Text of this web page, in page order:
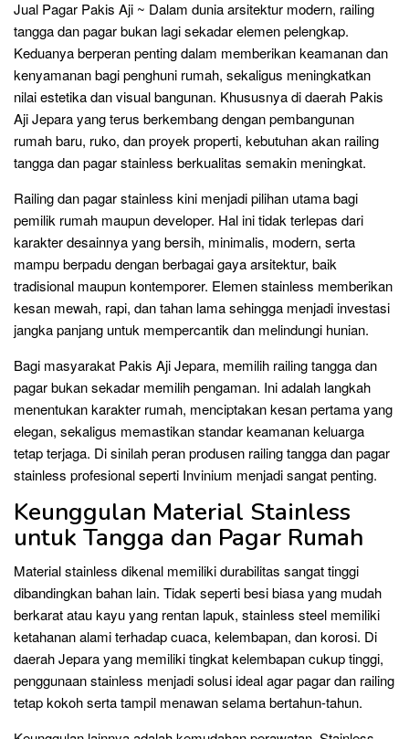
Jual Pagar Pakis Aji ~ Dalam dunia arsitektur modern, railing
tangga dan pagar bukan lagi sekadar elemen pelengkap.
Keduanya berperan penting dalam memberikan keamanan dan
kenyamanan bagi penghuni rumah, sekaligus meningkatkan
nilai estetika dan visual bangunan. Khususnya di daerah Pakis
Aji Jepara yang terus berkembang dengan pembangunan
rumah baru, ruko, dan proyek properti, kebutuhan akan railing
tangga dan pagar stainless berkualitas semakin meningkat.
Railing dan pagar stainless kini menjadi pilihan utama bagi
pemilik rumah maupun developer. Hal ini tidak terlepas dari
karakter desainnya yang bersih, minimalis, modern, serta
mampu berpadu dengan berbagai gaya arsitektur, baik
tradisional maupun kontemporer. Elemen stainless memberikan
kesan mewah, rapi, dan tahan lama sehingga menjadi investasi
jangka panjang untuk mempercantik dan melindungi hunian.
Bagi masyarakat Pakis Aji Jepara, memilih railing tangga dan
pagar bukan sekadar memilih pengaman. Ini adalah langkah
menentukan karakter rumah, menciptakan kesan pertama yang
elegan, sekaligus memastikan standar keamanan keluarga
tetap terjaga. Di sinilah peran produsen railing tangga dan pagar
stainless profesional seperti Invinium menjadi sangat penting.
Keunggulan Material Stainless
untuk Tangga dan Pagar Rumah
Material stainless dikenal memiliki durabilitas sangat tinggi
dibandingkan bahan lain. Tidak seperti besi biasa yang mudah
berkarat atau kayu yang rentan lapuk, stainless steel memiliki
ketahanan alami terhadap cuaca, kelembapan, dan korosi. Di
daerah Jepara yang memiliki tingkat kelembapan cukup tinggi,
penggunaan stainless menjadi solusi ideal agar pagar dan railing
tetap kokoh serta tampil menawan selama bertahun-tahun.